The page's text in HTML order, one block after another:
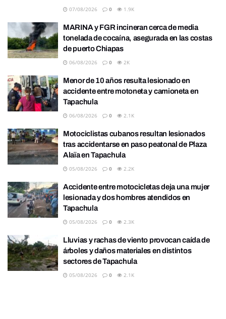
07/08/2026 0 1.9K
MARINA y FGR incineran cerca de media
tonelada de cocaína, asegurada en las costas
de puerto Chiapas
06/08/2026 0 2K
Menor de 10 años resulta lesionado en
accidente entre motoneta y camioneta en
Tapachula
06/08/2026 0 2.1K
Motociclistas cubanos resultan lesionados
tras accidentarse en paso peatonal de Plaza
Alaïa en Tapachula
05/08/2026 0 2.2K
Accidente entre motocicletas deja una mujer
lesionada y dos hombres atendidos en
Tapachula
05/08/2026 0 2.3K
Lluvias y rachas de viento provocan caída de
árboles y daños materiales en distintos
sectores de Tapachula
05/08/2026 0 2.1K